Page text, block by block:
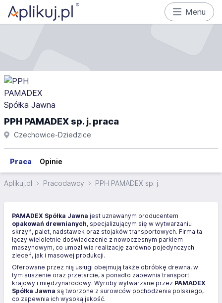
Menu
PPH PAMADEX sp. j. praca
Czechowice-Dziedzice
Praca Opinie
Aplikuj.pl Pracodawcy PPH PAMADEX sp. j.
PAMADEX Spółka Jawna jest uznawanym producentem
opakowań drewnianych, specjalizującym się w wytwarzaniu
skrzyń, palet, nadstawek oraz stojaków transportowych. Firma ta
łączy wieloletnie doświadczenie z nowoczesnym parkiem
maszynowym, co umożliwia realizację zarówno pojedynczych
zleceń, jak i masowej produkcji.
Oferowane przez nią usługi obejmują także obróbkę drewna, w
tym suszenie oraz przetarcie, a ponadto zapewnia transport
krajowy i międzynarodowy. Wyroby wytwarzane przez PAMADEX
Spółka Jawna są tworzone z surowców pochodzenia polskiego,
co zapewnia ich wysoką jakość.